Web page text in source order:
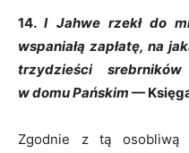
14.I Jahwe rzekł do
wspaniałą zapłatę, na
trzydzieści
w domu Pańskim —
Zgodnie z tą osobliwą